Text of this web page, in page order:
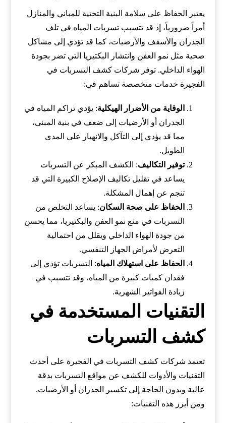
يعتبر الحفاظ على سلامة البنية التحتية للمباني والمنازل
أمراً ضرورياً، إذ قد تتسبب تسربات المياه في تلف
الجدران والأسقف والأرضيات، كما قد تؤدي إلى مشاكل
صحية مثل نمو العفن وانتشار البكتيريا التي تضر بجودة
الهواء الداخلي. توفر شركات كشف التسربات في
الفجيرة خدمات متخصصة تساهم في:
الوقاية من الأضرار الهيكلية: يؤدي تراكم المياه في
الجدران أو الأرضيات إلى ضعف في بنية المبنى،
مما قد يؤدي إلى التآكل والانهيار على المدى
الطويل.
توفير التكاليف: الكشف المبكر عن التسربات
يساعد في تقليل تكاليف الإصلاح الكبيرة التي قد
تنجم عن إهمال المشكلة.
الحفاظ على صحة السكان: يساعد التخلص من
التسربات في منع نمو العفن والبكتيريا، مما يحسن
من جودة الهواء الداخلي ويقلل من احتمالية
التعرض لأمراض الجهاز التنفسي.
الحفاظ على استهلاك المياه: التسربات تؤدي إلى
فقدان كميات كبيرة من المياه، وقد تتسبب في
زيادة الفواتير الشهرية.
التقنيات المستخدمة في
كشف التسربات
تعتمد شركات كشف التسربات في الفجيرة على أحدث
التقنيات والأدوات للكشف عن مواقع التسربات بدقة
عالية وبدون الحاجة إلى تكسير الجدران أو الأرضيات.
ومن أبرز هذه التقنيات: